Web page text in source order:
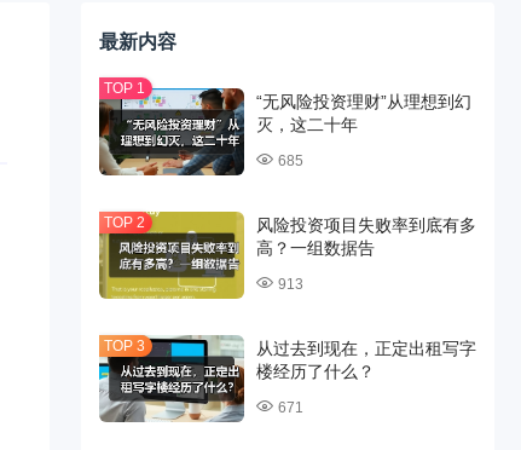
最新内容
“无风险投资理财”从理想到幻
灭，这二十年
685
风险投资项目失败率到底有多
高？一组数据告
913
从过去到现在，正定出租写字
楼经历了什么？
671